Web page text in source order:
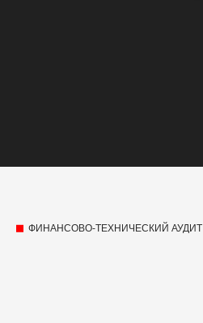
ФИНАНСОВО-ТЕХНИЧЕСКИЙ АУДИТ